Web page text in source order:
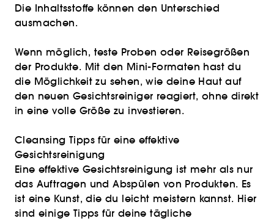
Die Inhaltsstoffe können den Unterschied
ausmachen.
Wenn möglich, teste Proben oder Reisegrößen
der Produkte. Mit den Mini-Formaten hast du
die Möglichkeit zu sehen, wie deine Haut auf
den neuen Gesichtsreiniger reagiert, ohne direkt
in eine volle Größe zu investieren.
Cleansing Tipps für eine effektive
Gesichtsreinigung
Eine effektive Gesichtsreinigung ist mehr als nur
das Auftragen und Abspülen von Produkten. Es
ist eine Kunst, die du leicht meistern kannst. Hier
sind einige Tipps für deine tägliche